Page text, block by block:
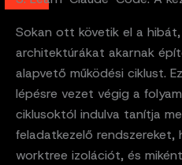
Sokan ott követik el a
architektúrákat akarnak
alapvető működési ciklust.
lépésre vezet végig a
ciklusoktól indulva tanítja
feladatkezelő rendszereket,
worktree izolációt, és